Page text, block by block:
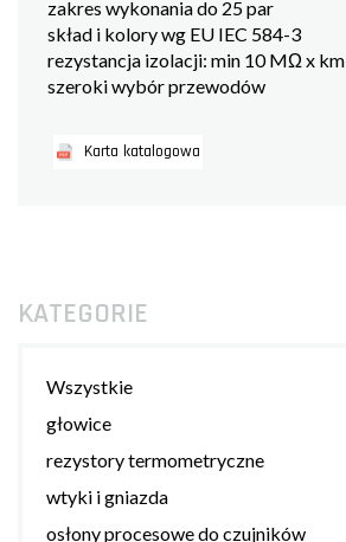
KATEGORIE
Wszystkie
głowice
rezystory termometryczne
wtyki i gniazda
osłony procesowe do czujników
zakres wykonania do 25 par
skład i kolory wg EU IEC 584-3
rezystancja izolacji: min 10 MΩ x km
szeroki wybór przewodów
Karta katalogowa